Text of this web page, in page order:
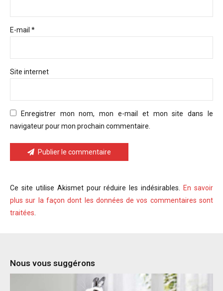
E-mail *
Site internet
Enregistrer mon nom, mon e-mail et mon site dans le
navigateur pour mon prochain commentaire.
Publier le commentaire
Ce site utilise Akismet pour réduire les indésirables.
En savoir
plus sur la façon dont les données de vos commentaires sont
traitées
Nous vous suggérons